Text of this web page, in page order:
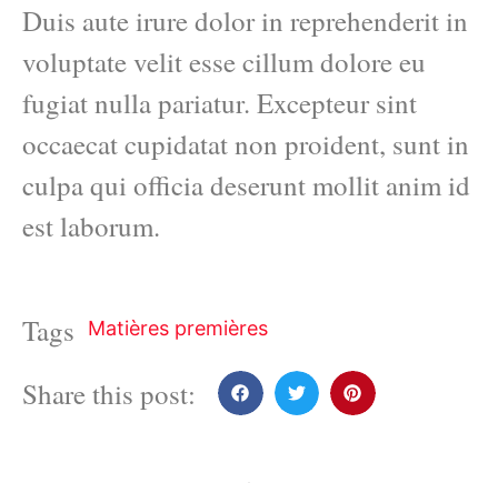
Duis aute irure dolor in reprehenderit in
voluptate velit esse cillum dolore eu
fugiat nulla pariatur. Excepteur sint
occaecat cupidatat non proident, sunt in
culpa qui officia deserunt mollit anim id
est laborum.
Tags Matières premières
Share this post: